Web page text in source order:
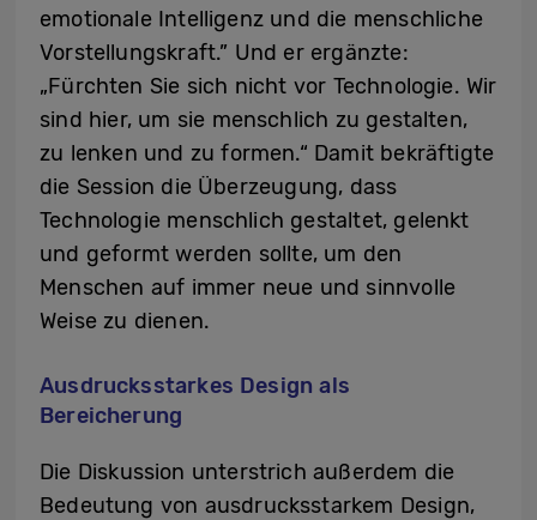
emotionale Intelligenz und die menschliche
Vorstellungskraft.” Und er ergänzte:
„Fürchten Sie sich nicht vor Technologie. Wir
sind hier, um sie menschlich zu gestalten,
zu lenken und zu formen.“ Damit bekräftigte
die Session die Überzeugung, dass
Technologie menschlich gestaltet, gelenkt
und geformt werden sollte, um den
Menschen auf immer neue und sinnvolle
Weise zu dienen.
Ausdrucksstarkes Design als
Bereicherung
Die Diskussion unterstrich außerdem die
Bedeutung von ausdrucksstarkem Design,